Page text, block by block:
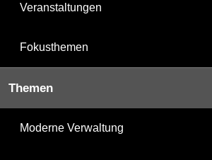
Veranstaltungen
Fokusthemen
Themen
Moderne Verwaltung